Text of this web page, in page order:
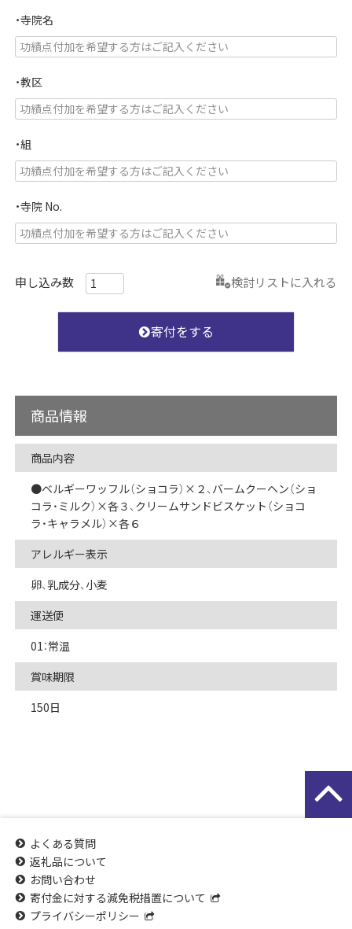
・寺院名
・教区
・組
・寺院 No.
検討リストに入れる
寄付をする
商品情報
商品内容
●ベルギーワッフル（ショコラ）×２、バームクーヘン（ショ
コラ・ミルク）×各３、クリームサンドビスケット（ショコ
ラ・キャラメル）×各６
アレルギー表示
卵、乳成分、小麦
運送便
01：常温
賞味期限
150日
よくある質問
返礼品について
お問い合わせ
寄付金に対する減免税措置について
プライバシーポリシー